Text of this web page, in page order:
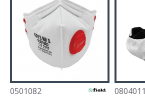
0501082 0804011